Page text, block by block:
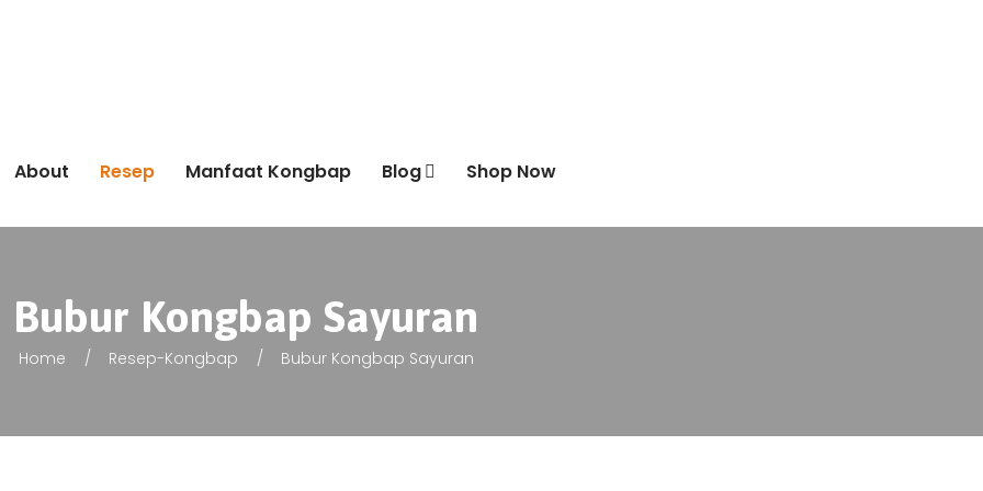
About Resep Manfaat Kongbap Blog Shop Now
Bubur Kongbap Sayuran
Home Resep-Kongbap Bubur Kongbap Sayuran